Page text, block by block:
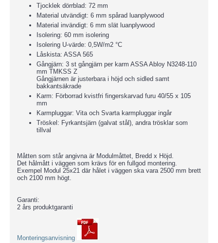
Tjocklek dörrblad: 72 mm
Material utvändigt: 6 mm spårad luanplywood
Material invändigt: 6 mm slät luanplywood
Isolering: 60 mm isolering
Isolering U-värde: 0,5W/m2 °C
Låskista: ASSA 565
Gångjärn: 3 st gångjärn per karm ASSA Abloy N3248-110
mm TMKSS Z
Gångjärnen är justerbara i höjd och sidled samt
bakkantsäkrade
Karm: Förborrad kvistfri fingerskarvad furu 40/55 x 105
mm
Karmpluggar: Vita och Svarta karmpluggar ingår
Tröskel: Fyrkantsjärn (galvat stål), andra trösklar som
tillval
Måtten som står angivna är Modulmåttet, Bredd x Höjd.
Det hålmått i väggen som krävs för en fullgod montering.
Exempel Modul 25x21 där hålet i väggen ska vara 2500 mm brett
och 2100 mm högt.
Garanti:
2 års produktgaranti
Monteringsanvisning